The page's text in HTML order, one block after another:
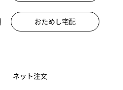
おためし宅配
ネット注文